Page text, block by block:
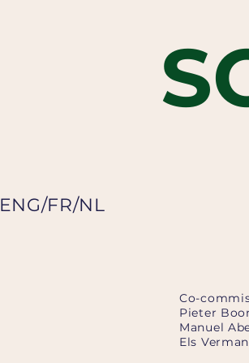
ENG/FR/NL
Co-
Pieter
Manuel
Els